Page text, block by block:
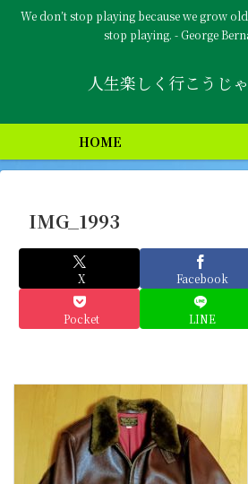
We don’t stop playing because we grow
stop playing. - George
人生楽しく行こうじゃ
HOME
IMG_1993
X Facebook
Pocket LINE